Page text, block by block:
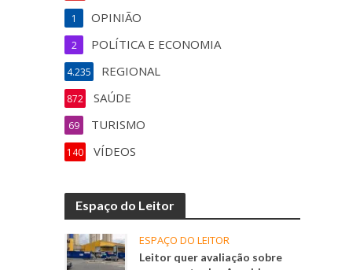
OPINIÃO
1
POLÍTICA E ECONOMIA
2
REGIONAL
4.235
SAÚDE
872
TURISMO
69
VÍDEOS
140
Espaço do Leitor
ESPAÇO DO LEITOR
Leitor quer avaliação sobre